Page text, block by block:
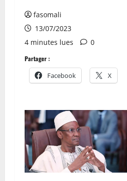
fasomali
13/07/2023
4 minutes lues
0
Partager :
Facebook X